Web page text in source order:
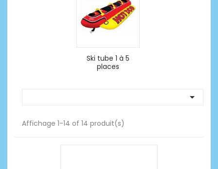
Ski tube 1 à 5
places

Affichage 1-14 of 14 produit(s)